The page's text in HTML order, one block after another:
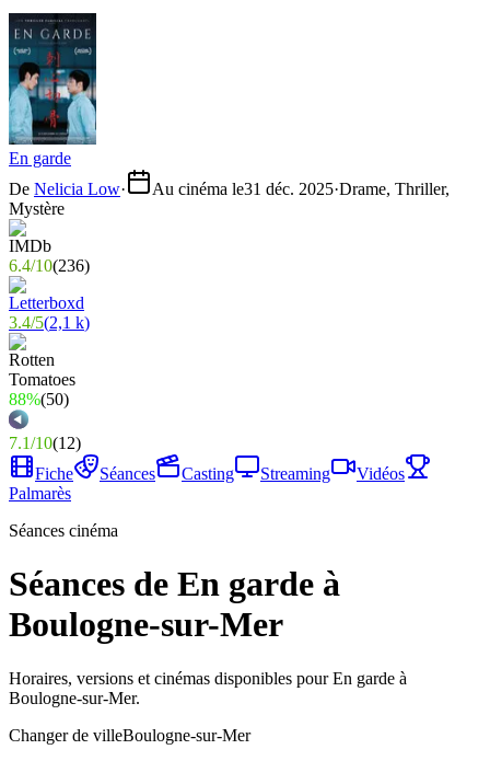
En garde
De Nelicia Low· Au cinéma le31 déc. 2025·Drame, Thriller,
Mystère
6.4/10(236)
3.4/5(2,1 k)
88%(50)
7.1/10(12)
Fiche
Séances Casting Streaming
Vidéos
Palmarès
Séances cinéma
Séances de En garde à
Boulogne-sur-Mer
Horaires, versions et cinémas disponibles pour En garde à
Boulogne-sur-Mer.
Changer de villeBoulogne-sur-Mer